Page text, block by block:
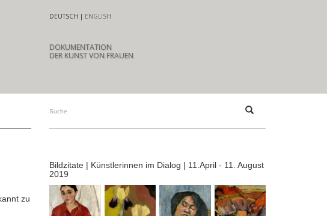
DEUTSCH ENGLISH
DOKUMENTATION
DER KUNST VON FRAUEN
zu
Bildzitate | Künstlerinnen im Dialog | 11.April - 11. August
2019